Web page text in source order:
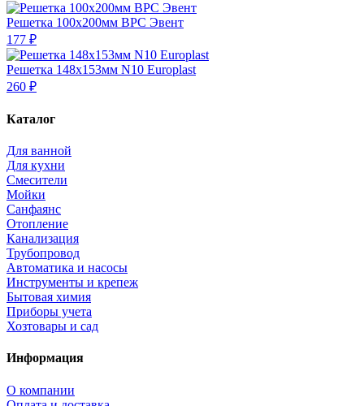
Решетка 100х200мм ВРС Эвент
177 ₽
Решетка 148х153мм N10 Europlast
260 ₽
Каталог
Для ванной
Для кухни
Смесители
Мойки
Санфаянс
Отопление
Канализация
Трубопровод
Автоматика и насосы
Инструменты и крепеж
Бытовая химия
Приборы учета
Хозтовары и сад
Информация
О компании